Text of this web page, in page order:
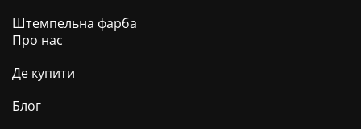
Штемпельна фарба
Про нас
Де купити
Блог